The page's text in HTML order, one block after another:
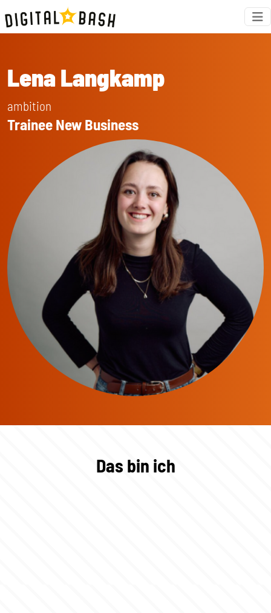
Lena Langkamp
ambition
Trainee New Business
Das bin ich